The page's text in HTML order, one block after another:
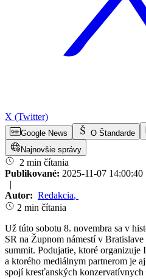
X (Twitter)
Google News O Štandarde
Najnovšie správy
2 min čítania
Publikované: 2025-11-07 14:00:40
|
Autor: Redakcia,
2 min čítania
Už túto sobotu 8. novembra sa v
SR na Župnom námestí v
summit. Podujatie, ktoré
a ktorého mediálnym partnerom je
spojí kresťanských